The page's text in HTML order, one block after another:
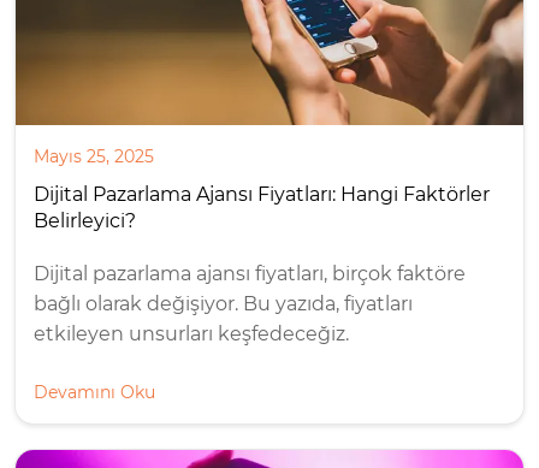
Mayıs 25, 2025
Dijital Pazarlama Ajansı Fiyatları: Hangi Faktörler
Belirleyici?
Dijital pazarlama ajansı fiyatları, birçok faktöre
bağlı olarak değişiyor. Bu yazıda, fiyatları
etkileyen unsurları keşfedeceğiz.
Devamını Oku